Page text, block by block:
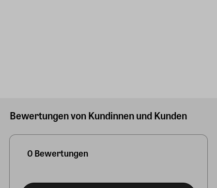
Bewertungen von Kundinnen und Kunden
0 Bewertungen